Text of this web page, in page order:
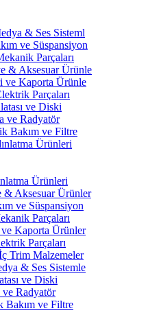
& Ses Sisteml
ve Süspansiyon
Parçaları
& Aksesuar Ürünle
ve Kaporta Ürünle
Parçaları
ve Diski
ve Radyatör
Bakım ve Filtre
Ürünleri
Ürünleri
& Aksesuar Ürünler
ve Süspansiyon
Parçaları
Kaporta Ürünler
Parçaları
Trim Malzemeler
& Ses Sistemle
ve Diski
ve Radyatör
Bakım ve Filtre